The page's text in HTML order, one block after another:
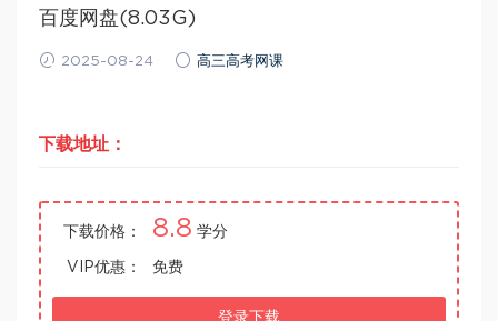
百度网盘(8.03G)
2025-08-24 高三高考网课
下载地址：
下载价格： 8.8 学分
VIP优惠： 免费
登录下载